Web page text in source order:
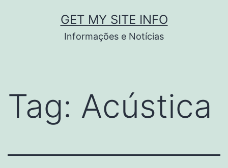
GET MY SITE INFO
Informações e Notícias
Tag: Acústica